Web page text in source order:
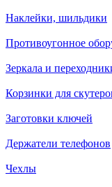
Наклейки, шильдики
Противоугонное
Зеркала и
Корзинки для
Заготовки ключей
Держатели телефонов
Чехлы